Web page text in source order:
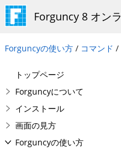
Forguncy 8 オン
Forguncyの使い方 / コマンド /
トップページ
Forguncyについて
インストール
画面の見方
Forguncyの使い方